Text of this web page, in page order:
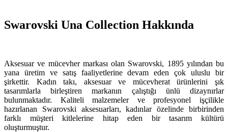
Swarovski Una Collection Hakkında
Aksesuar ve mücevher markası olan Swarovski, 1895 yılından bu
yana üretim ve satış faaliyetlerine devam eden çok uluslu bir
şirkettir. Kadın takı, aksesuar ve mücevherat ürünlerini şık
tasarımlarla birleştiren markanın çalıştığı ünlü dizaynırlar
bulunmaktadır. Kaliteli malzemeler ve profesyonel işçilikle
hazırlanan Swarovski aksesuarları, kadınlar özelinde birbirinden
farklı müşteri kitlelerine hitap eden bir tasarım kültürü
oluşturmuştur.